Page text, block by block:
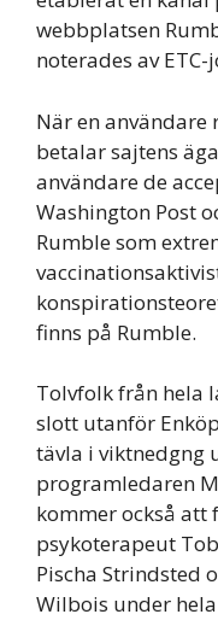
webbplatsen
noterades av
När en
betalar sajtens
användare de
Washington Post
Rumble som
finns på Rumble.
Tolvfolk från hela
slott utanför
tävla i viktnedgng
programledaren
kommer också att
psykoterapeut
Pischa Strindsted
Wilbois under